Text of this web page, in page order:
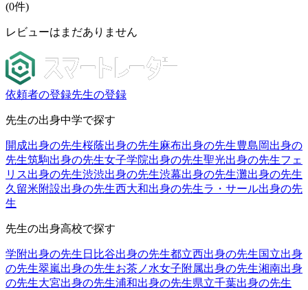
(0件)
レビューはまだありません
依頼者の登録先生の登録
先生の出身中学で探す
開成出身の先生桜蔭出身の先生麻布出身の先生豊島岡出身の
先生筑駒出身の先生女子学院出身の先生聖光出身の先生フェ
リス出身の先生渋渋出身の先生渋幕出身の先生灘出身の先生
久留米附設出身の先生西大和出身の先生ラ・サール出身の先
生
先生の出身高校で探す
学附出身の先生 日比谷出身の先生都立西出身の先生国立出身
の先生翠嵐出身の先生お茶ノ水女子附属出身の先生湘南出身
の先生大宮出身の先生浦和出身の先生県立千葉出身の先生